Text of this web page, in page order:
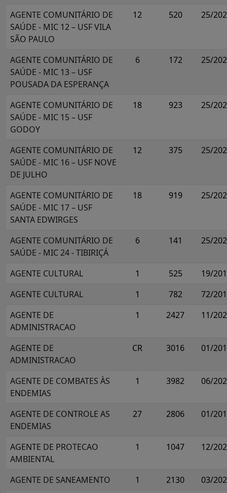
AGENTE COMUNITÁRIO DE
SAÚDE - MIC 12 – USF VILA
SÃO PAULO
12 520 25/
AGENTE COMUNITÁRIO DE
SAÚDE - MIC 13 – USF
POUSADA DA ESPERANÇA
6 172 25/
AGENTE COMUNITÁRIO DE
SAÚDE - MIC 15 – USF
GODOY
18 923 25/
AGENTE COMUNITÁRIO DE
SAÚDE - MIC 16 – USF NOVE
DE JULHO
12 375 25/
AGENTE COMUNITÁRIO DE
SAÚDE - MIC 17 – USF
SANTA EDWIRGES
18 919 25/
AGENTE COMUNITÁRIO DE
SAÚDE - MIC 24 - TIBIRIÇÁ
6 141 25/
AGENTE CULTURAL 1 525
19/
AGENTE CULTURAL
1 782
72/
AGENTE DE
ADMINISTRACAO
1 2427 11/
AGENTE DE
ADMINISTRACAO
CR 3016 01/
AGENTE DE COMBATES ÀS
ENDEMIAS
1 3982 06/
AGENTE DE CONTROLE AS
ENDEMIAS
27 2806 01/
AGENTE DE PROTECAO
AMBIENTAL
1 1047 12/
AGENTE DE SANEAMENTO 1 2130 03/